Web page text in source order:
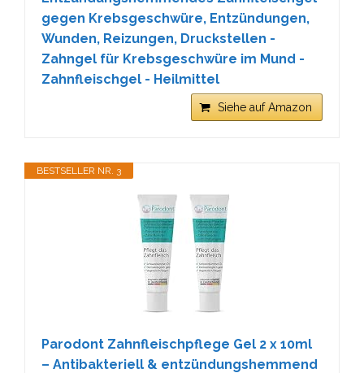
gegen Krebsgeschwüre, Entzündungen,
Wunden, Reizungen, Druckstellen -
Zahngel für Krebsgeschwüre im Mund -
Zahnfleischgel - Heilmittel
Siehe auf Amazon
BESTSELLER NR. 3
Parodont Zahnfleischpflege Gel 2 x 10ml
– Antibakteriell & entzündungshemmend